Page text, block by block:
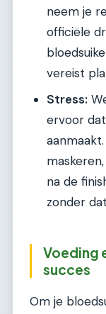
neem je
officiële
vereist
Stress:
ervoor
na de
zonder
Voeding
succes
Om je